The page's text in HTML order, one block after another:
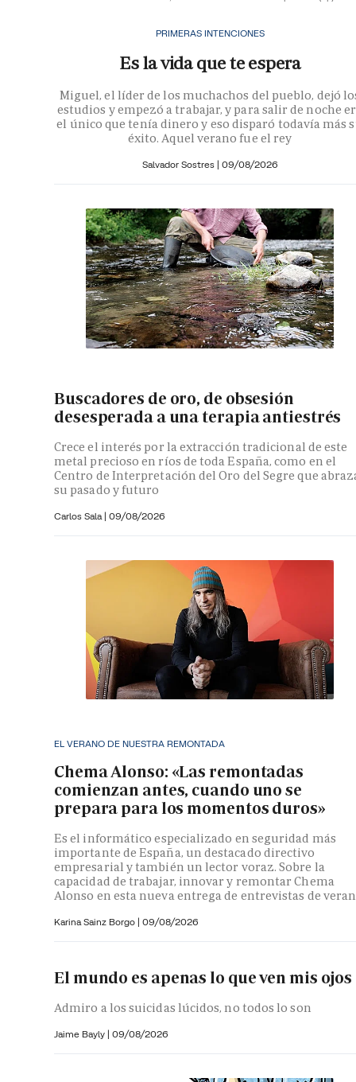
PRIMERAS INTENCIONES
Es la vida que te espera
Miguel, el líder de los muchachos del pueblo, dejó
estudios y empezó a trabajar, y para salir de noche
el único que tenía dinero y eso disparó todavía más
éxito. Aquel verano fue el rey
Salvador Sostres | 09/08/2026
Buscadores de oro, de obsesión
desesperada a una terapia antiestrés
Crece el interés por la extracción tradicional de este
metal precioso en ríos de toda España, como en el
Centro de Interpretación del Oro del Segre que
su pasado y futuro
Carlos Sala | 09/08/2026
EL VERANO DE NUESTRA REMONTADA
Chema Alonso: «Las remontadas
comienzan antes, cuando uno se
prepara para los momentos duros»
Es el informático especializado en seguridad más
importante de España, un destacado directivo
empresarial y también un lector voraz. Sobre la
capacidad de trabajar, innovar y remontar Chema
Alonso en esta nueva entrega de entrevistas de
Karina Sainz Borgo | 09/08/2026
El mundo es apenas lo que ven mis ojos
Admiro a los suicidas lúcidos, no todos lo son
Jaime Bayly | 09/08/2026